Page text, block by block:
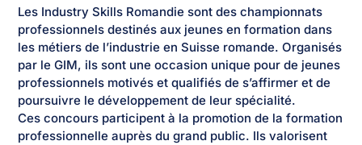
Les Industry Skills Romandie sont des championnats
professionnels destinés aux jeunes en formation dans
les métiers de l’industrie en Suisse romande. Organisés
par le GIM, ils sont une occasion unique pour de jeunes
professionnels motivés et qualifiés de s’affirmer et de
poursuivre le développement de leur spécialité.
Ces concours participent à la promotion de la formation
professionnelle auprès du grand public. Ils valorisent